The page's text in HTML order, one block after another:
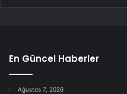
En Güncel Haberler
Ağustos 7, 2026